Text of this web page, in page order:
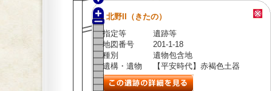
北野II（きたの）
指定等
遺跡等
地図番号
201-1-18
種別
遺物包含地
遺構・遺物
【平安時代】赤褐色土器